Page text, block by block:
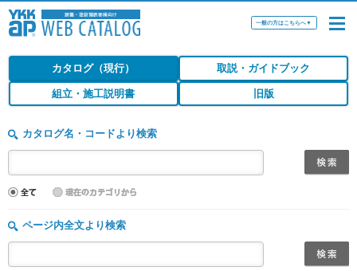
一般の方はこちらへ▼
カタログ（現行） 取説・ガイドブック
組立・施工説明書 旧版
カタログ名・コードより検索
ページ内全文より検索